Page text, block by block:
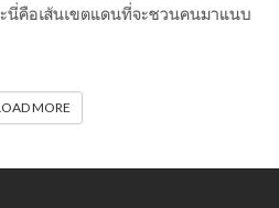
ะนี่คือเส้นเขตแดนที่จะชวนคนมาแนบ
MORE